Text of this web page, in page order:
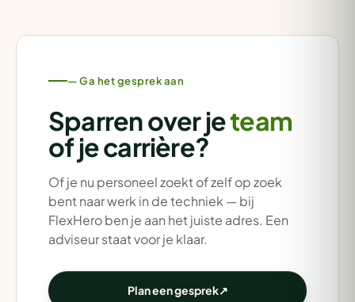
— Ga het gesprek aan
Sparren over jeteam
of je carrière?
Of je nu personeel zoekt of zelf op zoek
bent naar werk in de techniek — bij
FlexHero ben je aan het juiste adres. Een
adviseur staat voor je klaar.
Plan een gesprek↗